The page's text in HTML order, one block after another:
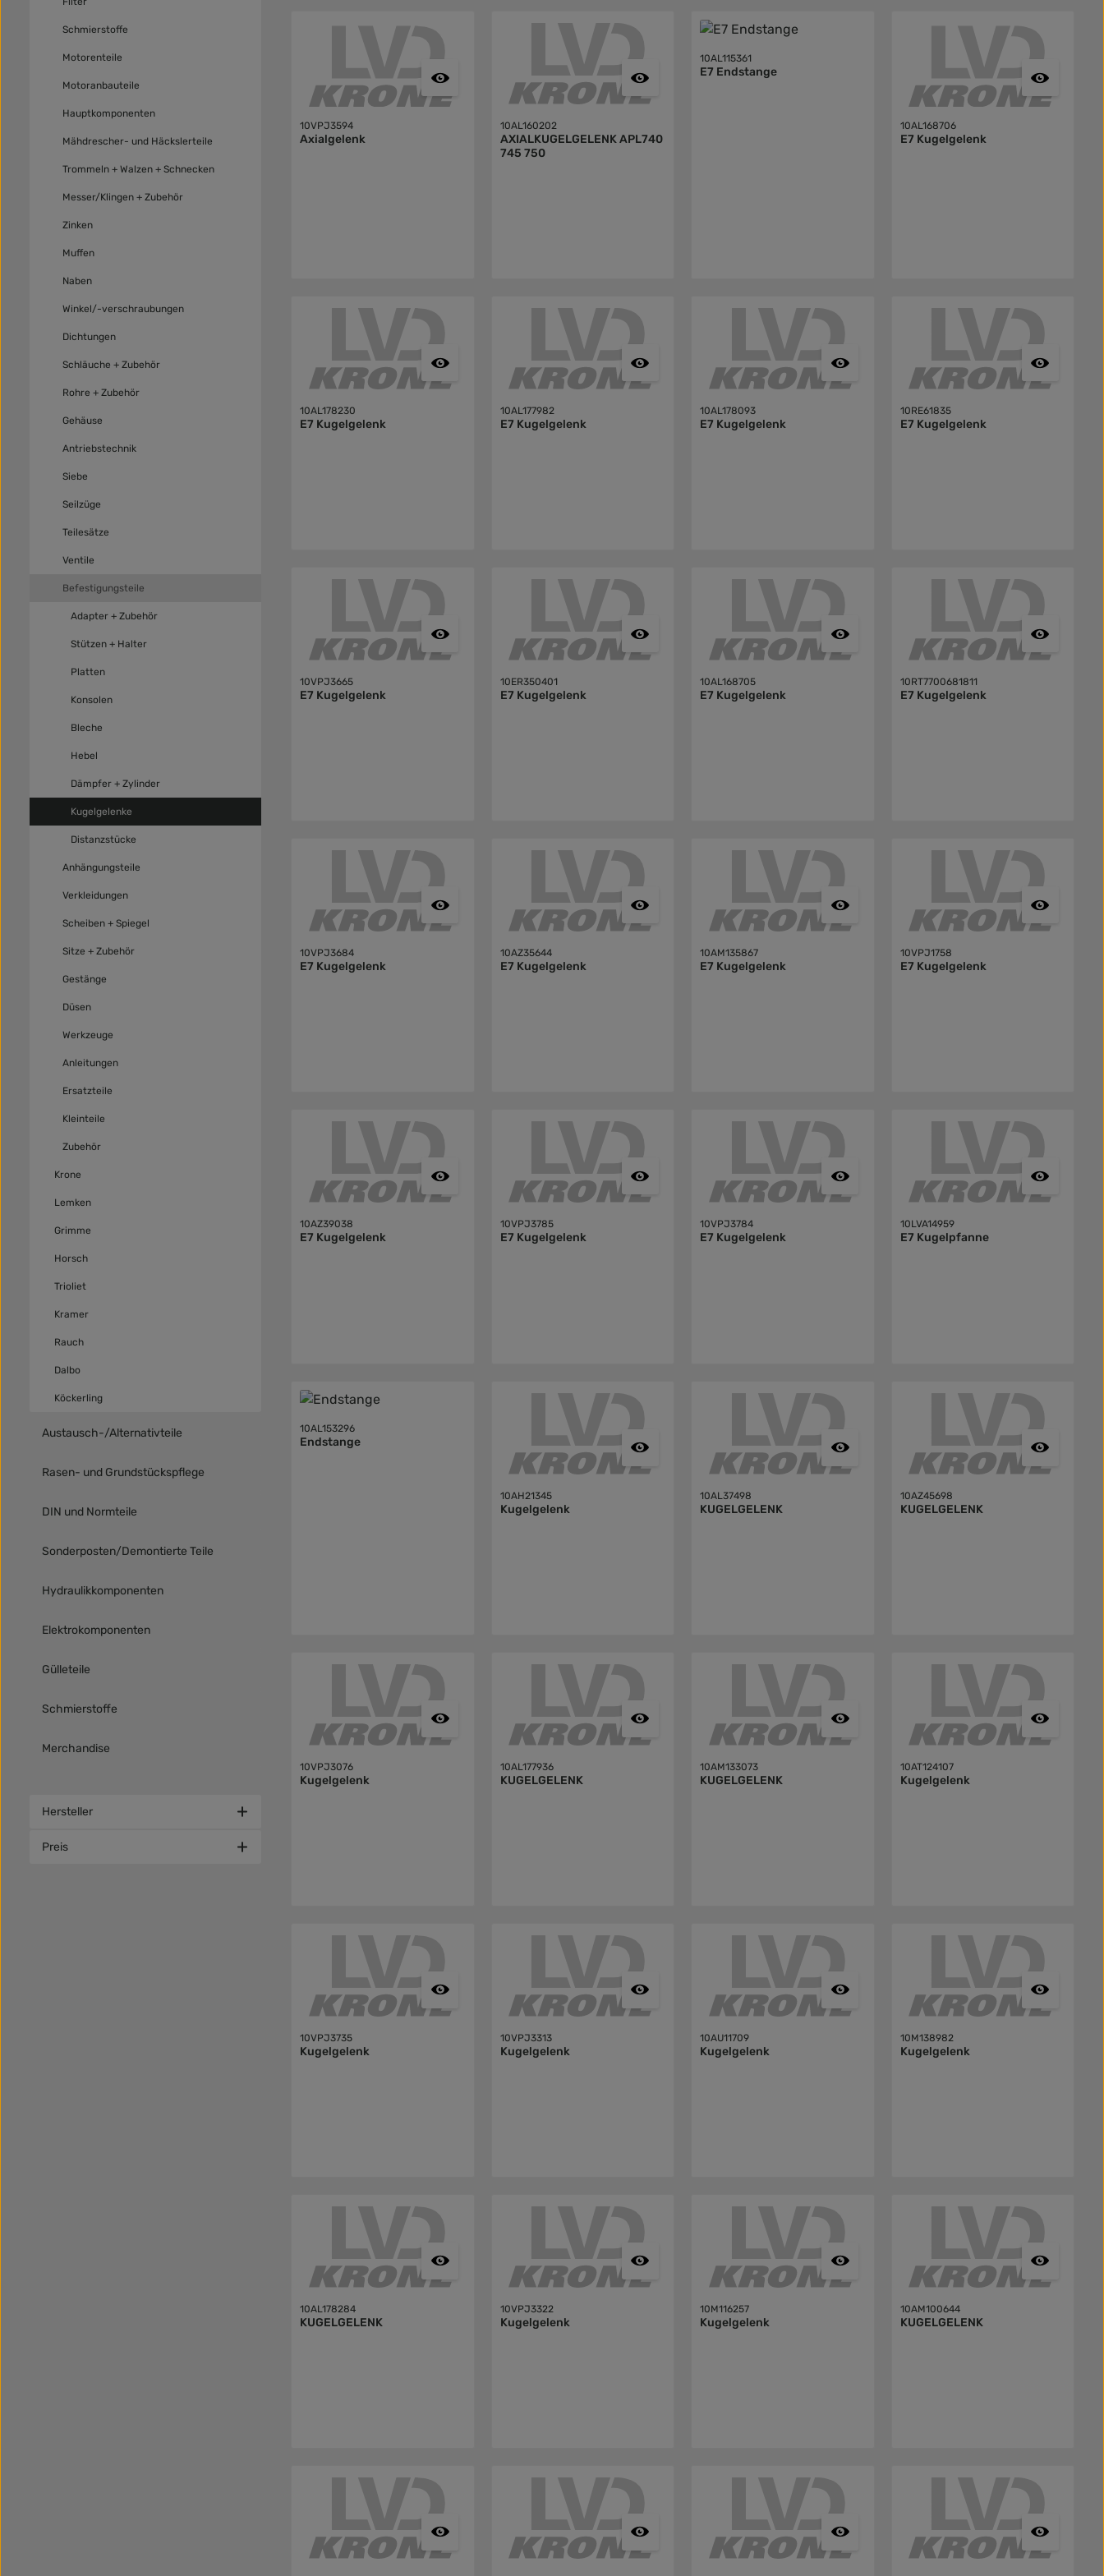
Schmierstoffe
Motorenteile
Motoranbauteile
Hauptkomponenten
Mähdrescher- und Häckslerteile
Trommeln + Walzen + Schnecken
Messer/Klingen + Zubehör
Zinken
Muffen
Naben
Winkel/-verschraubungen
Dichtungen
Schläuche + Zubehör
Rohre + Zubehör
Gehäuse
Antriebstechnik
Siebe
Seilzüge
Teilesätze
Ventile
Befestigungsteile
Adapter + Zubehör
Stützen + Halter
Platten
Konsolen
Bleche
Hebel
Dämpfer + Zylinder
Kugelgelenke
Distanzstücke
Anhängungsteile
Verkleidungen
Scheiben + Spiegel
Sitze + Zubehör
Gestänge
Düsen
Werkzeuge
Anleitungen
Ersatzteile
Kleinteile
Zubehör
Krone
Lemken
Grimme
Horsch
Trioliet
Kramer
Rauch
Dalbo
Köckerling
Austausch-/Alternativteile
Rasen- und Grundstückspflege
DIN und Normteile
Sonderposten/Demontierte Teile
Hydraulikkomponenten
Elektrokomponenten
Gülleteile
Schmierstoffe
Merchandise
Hersteller
Preis
10VPJ3594
Axialgelenk
10AL160202
AXIALKUGELGELENK APL740
745 750
10AL115361
E7 Endstange
10AL168706
E7 Kugelgelenk
10AL178230
E7 Kugelgelenk
10AL177982
E7 Kugelgelenk
10AL178093
E7 Kugelgelenk
10RE61835
E7 Kugelgelenk
10VPJ3665
E7 Kugelgelenk
10ER350401
E7 Kugelgelenk
10AL168705
E7 Kugelgelenk
10RT7700681811
E7 Kugelgelenk
10VPJ3684
E7 Kugelgelenk
10AZ35644
E7 Kugelgelenk
10AM135867
E7 Kugelgelenk
10VPJ1758
E7 Kugelgelenk
10AZ39038
E7 Kugelgelenk
10VPJ3785
E7 Kugelgelenk
10VPJ3784
E7 Kugelgelenk
10LVA14959
E7 Kugelpfanne
10AL153296
Endstange
10AH21345
Kugelgelenk
10AL37498
KUGELGELENK
10AZ45698
KUGELGELENK
10VPJ3076
Kugelgelenk
10AL177936
KUGELGELENK
10AM133073
KUGELGELENK
10AT124107
Kugelgelenk
10VPJ3735
Kugelgelenk
10VPJ3313
Kugelgelenk
10AU11709
Kugelgelenk
10M138982
Kugelgelenk
10AL178284
KUGELGELENK
10VPJ3322
Kugelgelenk
10M116257
Kugelgelenk
10AM100644
KUGELGELENK